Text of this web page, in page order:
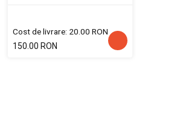
Cost de livrare: 20.00 RON
150.00 RON